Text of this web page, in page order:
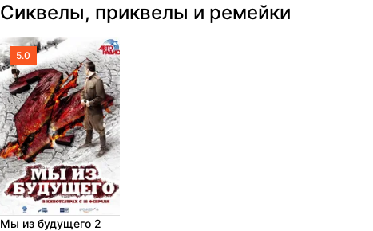
Сиквелы, приквелы и ремейки
5.0
Мы из будущего 2